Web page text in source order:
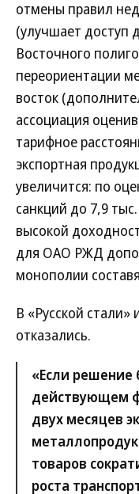
отмены правил
(улучшает доступ
Восточного
переориентации
восток
ассоциация
тарифное
экспортная
увеличится: по
санкций до 7,9
высокой
для ОАО РЖД
монополии
В «Русской
отказались.
«Если решение
действующем
двух месяцев
товаров
роста